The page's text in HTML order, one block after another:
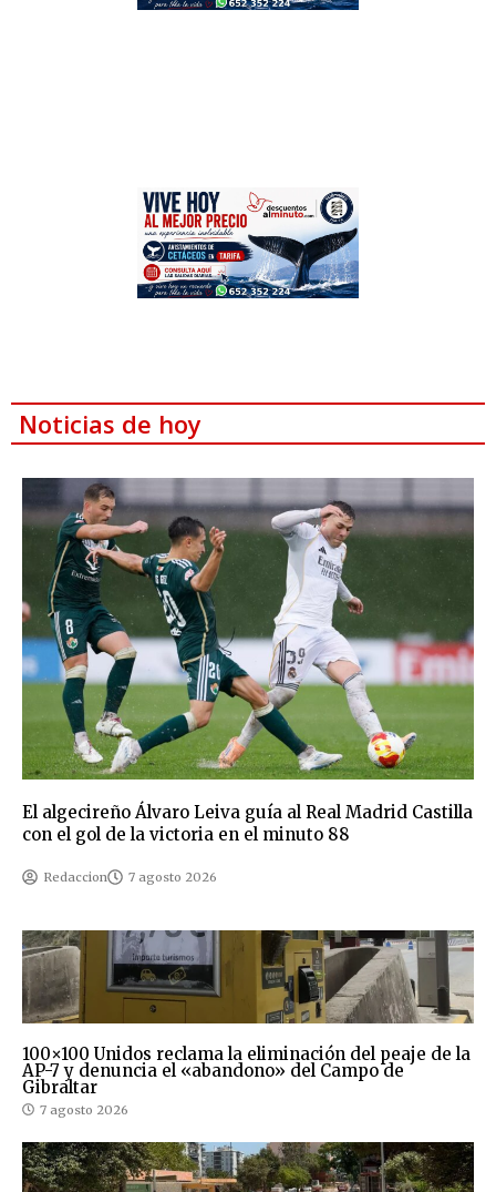
Noticias de hoy
El algecireño Álvaro Leiva guía al Real Madrid Castilla
con el gol de la victoria en el minuto 88
Redaccion 7 agosto 2026
100×100 Unidos reclama la eliminación del peaje de la
AP-7 y denuncia el «abandono» del Campo de
Gibraltar
7 agosto 2026